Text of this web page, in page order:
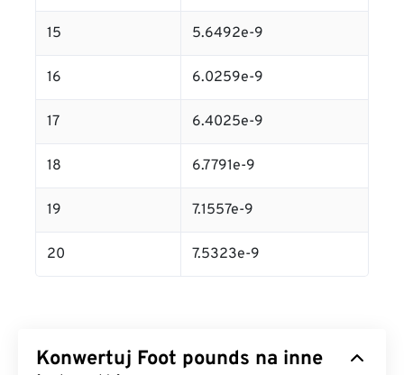
15 5.6492e-9
16 6.0259e-9
17 6.4025e-9
18 6.7791e-9
19 7.1557e-9
20 7.5323e-9
Konwertuj Foot pounds na inne